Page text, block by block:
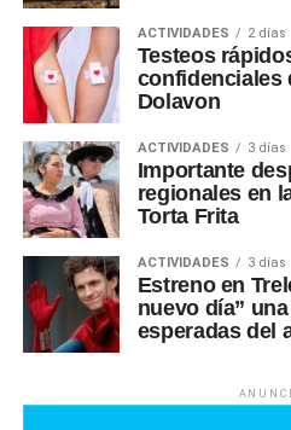
ACTIVIDADES 2 días
Testeos
confidenciales
Dolavon
ACTIVIDADES 3 días
Importante
regionales en
Torta Frita
ACTIVIDADES 3 días
Estreno en
nuevo día”
esperadas del